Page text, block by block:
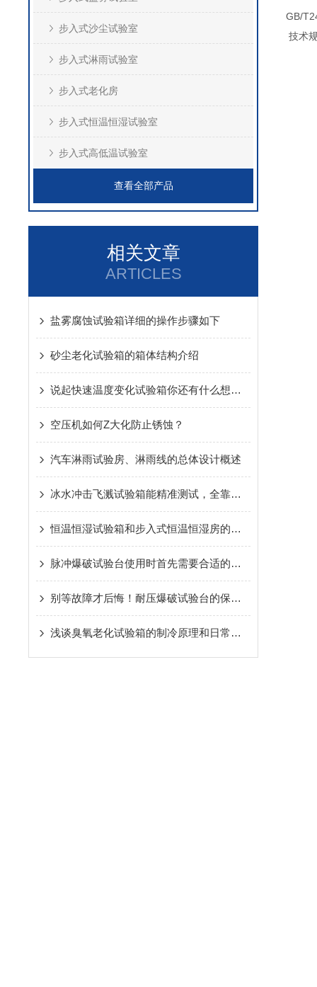
步入式沙尘试验室
步入式淋雨试验室
步入式老化房
步入式恒温恒湿试验室
步入式高低温试验室
查看全部产品
相关文章
ARTICLES
盐雾腐蚀试验箱详细的操作步骤如下
砂尘老化试验箱的箱体结构介绍
说起快速温度变化试验箱你还有什么想了解的呢？
空压机如何Z大化防止锈蚀？
汽车淋雨试验房、淋雨线的总体设计概述
冰水冲击飞溅试验箱能精准测试，全靠这组关键组成！每一部分都藏着门道
恒温恒湿试验箱和步入式恒温恒湿房的区别
脉冲爆破试验台使用时首先需要合适的试样进行测试
别等故障才后悔！耐压爆破试验台的保养要点，现在知道还不晚
浅谈臭氧老化试验箱的制冷原理和日常维护保养
GB/
技术